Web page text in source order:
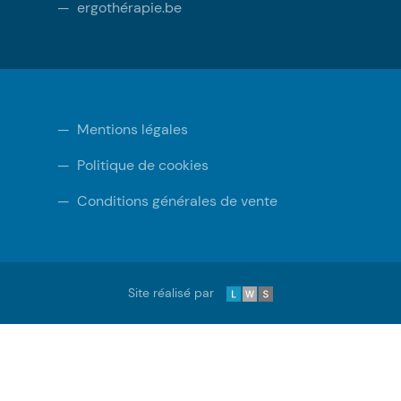
— ergothérapie.be
— Mentions légales
— Politique de cookies
— Conditions générales de vente
Site réalisé par LWS